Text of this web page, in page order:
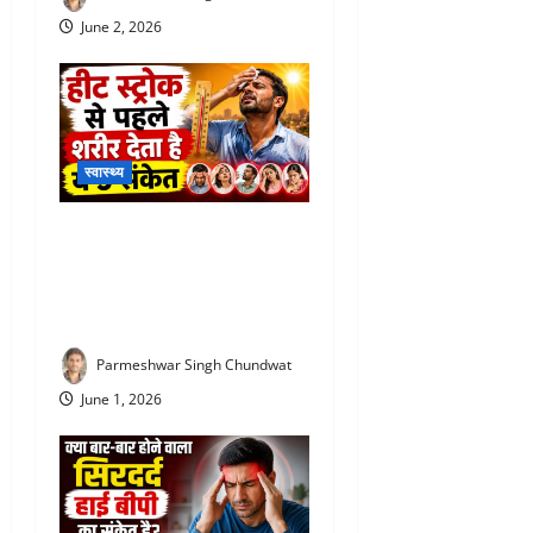
June 2, 2026
स्वास्थ्य
Parmeshwar Singh Chundwat
June 1, 2026